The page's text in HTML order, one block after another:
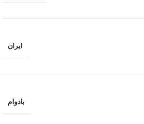
ایران
بادوام